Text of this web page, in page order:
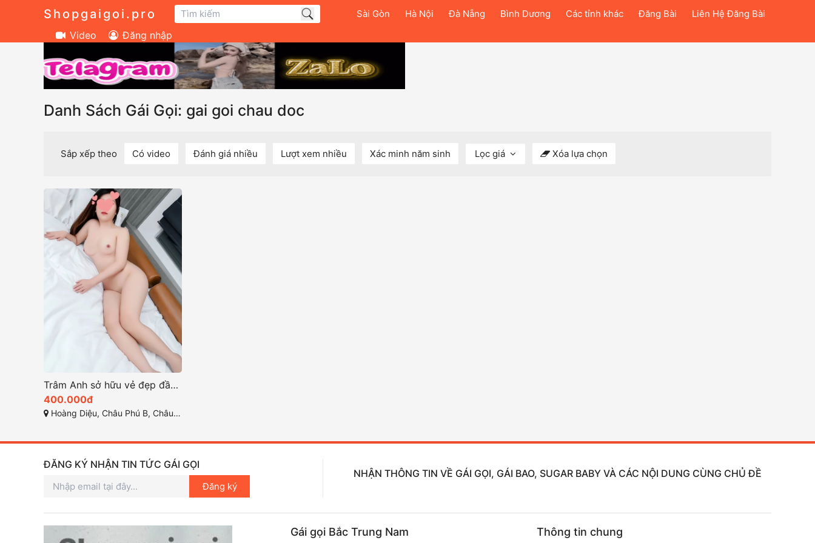
Shopgaigoi.pro Sài Gòn Hà Nội Đà Nẵng Bình Dương Các tỉnh khác Đăng Bài Liên Hệ Đăng Bài
Video Đăng nhập
Danh Sách Gái Gọi: gai goi chau doc
Sắp xếp theo Có video Đánh giá nhiều Lượt xem nhiều Xác minh năm sinh Lọc giá Xóa lựa chọn
Trâm Anh sở hữu vẻ đẹp đầy cuốn hút với nụ cười duyên dáng
400.000đ
Hoàng Diệu, Châu Phú B, Châu Đốc, An Giang
ĐĂNG KÝ NHẬN TIN TỨC GÁI GỌI
Đăng ký
NHẬN THÔNG TIN VỀ GÁI GỌI, GÁI BAO, SUGAR BABY VÀ CÁC NỘI DUNG CÙNG CHỦ ĐỀ
Gái gọi Bắc Trung Nam Thông tin chung